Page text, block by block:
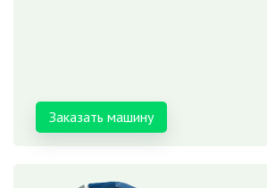
Заказать машину